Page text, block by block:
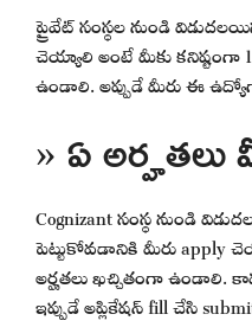
ప్రైవేట్ సంస్థల నుండి
చెయ్యాలి అంటే మీకు కనిష్టంగా
ఉండాలి. అప్పుడే మీరు ఈ
» ఏ
Cognizant సంస్థ నుండి
పెట్టుకోవడానికి మీరు apply
అర్హతలు ఖచ్చితంగా ఉండాలి.
ఇప్పుడే అప్లికేషన్ fill చేసి